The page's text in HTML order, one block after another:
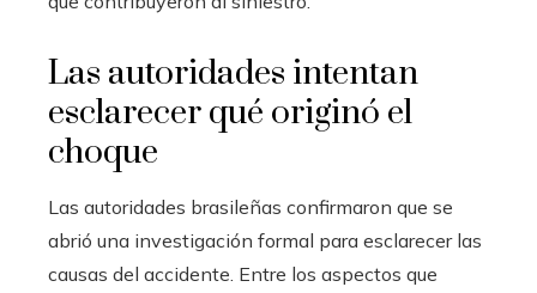
Las autoridades intentan
esclarecer qué originó el
choque
Las autoridades brasileñas confirmaron que se
abrió una investigación formal para esclarecer las
causas del accidente. Entre los aspectos que